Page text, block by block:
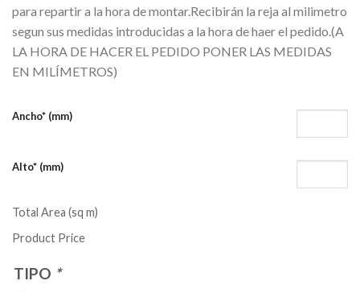
para repartir a la hora de montar.Recibirán la reja al milimetro
segun sus medidas introducidas a la hora de haer el pedido.(A
LA HORA DE HACER EL PEDIDO PONER LAS MEDIDAS
EN MILÍMETROS)
Ancho* (mm)
Alto* (mm)
Total Area (sq m)
Product Price
TIPO *